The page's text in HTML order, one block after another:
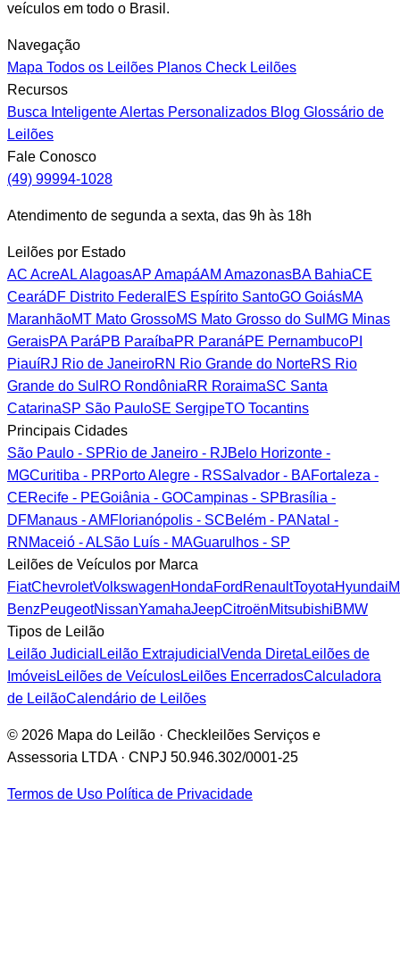
veículos em todo o Brasil.
Navegação
Mapa Todos os Leilões Planos Check Leilões
Recursos
Busca InteligenteAlertas Personalizados Blog Glossário de
Leilões
Fale Conosco
(49) 99994-1028
Atendimento de segunda a sexta, das 9h às 18h
Leilões por Estado
AC AcreALAlagoasAP AmapáAM AmazonasBABahiaCE
CearáDF Distrito Federal ES Espírito SantoGO GoiásMA
MaranhãoMT Mato GrossoMS Mato Grosso do Sul MG Minas
GeraisPAParáPB ParaíbaPR ParanáPE PernambucoPI
PiauíRJ Rio de JaneiroRN Rio Grande do NorteRS Rio
Grande do Sul RO RondôniaRR RoraimaSC Santa
CatarinaSP São PauloSE SergipeTO Tocantins
Principais Cidades
São Paulo - SPRio de Janeiro - RJBelo Horizonte -
MGCuritiba - PRPorto Alegre - RSSalvador - BAFortaleza -
CERecife - PEGoiânia - GOCampinas - SPBrasília -
DFManaus - AM Florianópolis - SCBelém - PANatal -
RN Maceió - ALSão Luís - MAGuarulhos - SP
Leilões de Veículos por Marca
FiatChevroletVolkswagenHondaFord RenaultToyotaHyundai
BenzPeugeotNissanYamahaJeepCitroënMitsubishiBMW
Tipos de Leilão
Leilão Judicial Leilão Extrajudicial Venda Direta Leilões de
ImóveisLeilões de VeículosLeilões EncerradosCalculadora
de LeilãoCalendário de Leilões
© 2026 Mapa do Leilão · Checkleilões Serviços e
Assessoria LTDA · CNPJ 50.946.302/0001-25
Termos de Uso Política de Privacidade